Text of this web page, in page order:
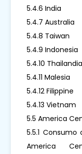
5.4.6 India
5.4.7 Australia
5.4.8 Taiwan
5.4.9 Indonesia
5.4.10 Thailandia
5.4.11 Malesia
5.4.12 Filippine
5.4.13 Vietnam
5.5 America
5.5.1
America